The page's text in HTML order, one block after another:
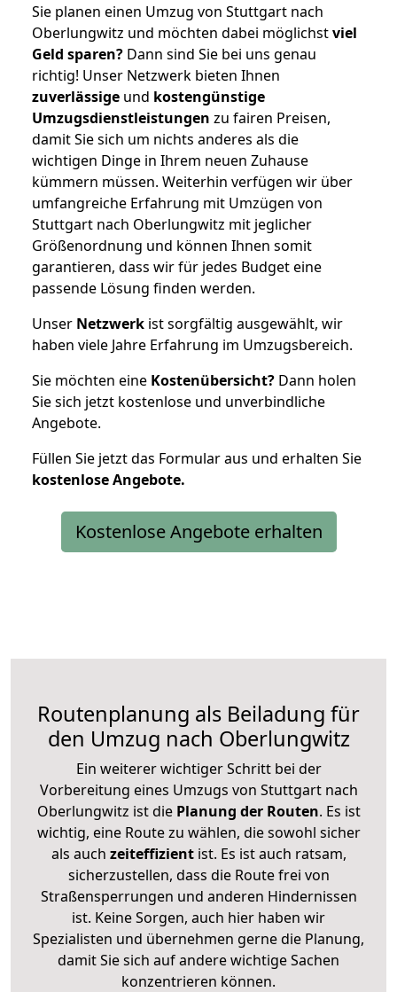
Sie planen einen Umzug von Stuttgart nach
Oberlungwitz und möchten dabei möglichstviel
Geld sparen? Dann sind Sie bei uns genau
richtig! Unser Netzwerk bieten Ihnen
zuverlässige und kostengünstige
Umzugsdienstleistungen zu fairen Preisen,
damit Sie sich um nichts anderes als die
wichtigen Dinge in Ihrem neuen Zuhause
kümmern müssen. Weiterhin verfügen wir über
umfangreiche Erfahrung mit Umzügen von
Stuttgart nach Oberlungwitz mit jeglicher
Größenordnung und können Ihnen somit
garantieren, dass wir für jedes Budget eine
passende Lösung finden werden.
Unser Netzwerk ist sorgfältig ausgewählt, wir
haben viele Jahre Erfahrung im Umzugsbereich.
Sie möchten eine Kostenübersicht? Dann holen
Sie sich jetzt kostenlose und unverbindliche
Angebote.
Füllen Sie jetzt das Formular aus und erhalten Sie
kostenloseAngebote.
Kostenlose Angebote erhalten
Routenplanung als Beiladung für
den Umzug nach Oberlungwitz
Ein weiterer wichtiger Schritt bei der
Vorbereitung eines Umzugs von Stuttgart nach
Oberlungwitz ist diePlanung der Routen. Es ist
wichtig, eine Route zu wählen, die sowohl sicher
als auch zeiteffizientist. Es ist auch ratsam,
sicherzustellen, dass die Route frei von
Straßensperrungen und anderen Hindernissen
ist. Keine Sorgen, auch hier haben wir
Spezialisten und übernehmen gerne die Planung,
damit Sie sich auf andere wichtige Sachen
konzentrieren können.